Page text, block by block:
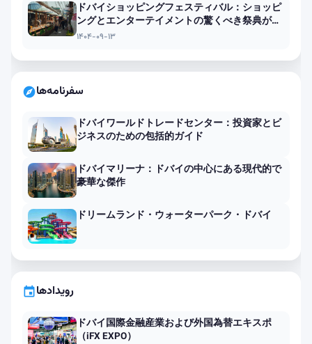
ドバイショッピングフェスティバル：ショッピ
ングとエンターテイメントの驚くべき祭典が戻
ってきます
۱۴۰۴-۰۹-۱۳
exploreسفرنامه‌ها
ドバイワールドトレードセンター：投資家とビ
ジネスのための包括的ガイド
ドバイマリーナ：ドバイの中心にある現代的で
豪華な傑作
ドリームランド・ウォーターパーク・ドバイ
eventرویدادها
ドバイ国際金融産業および外国為替エキスポ
（iFX EXPO）